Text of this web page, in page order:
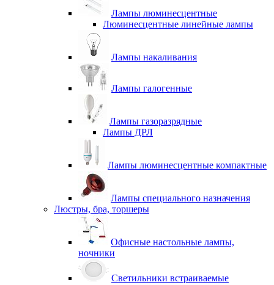
Лампы люминесцентные
Люминесцентные линейные лампы
Лампы накаливания
Лампы галогенные
Лампы газоразрядные
Лампы ДРЛ
Лампы люминесцентные компактные
Лампы специального назначения
Люстры, бра, торшеры
Офисные настольные лампы,
ночники
Светильники встраиваемые